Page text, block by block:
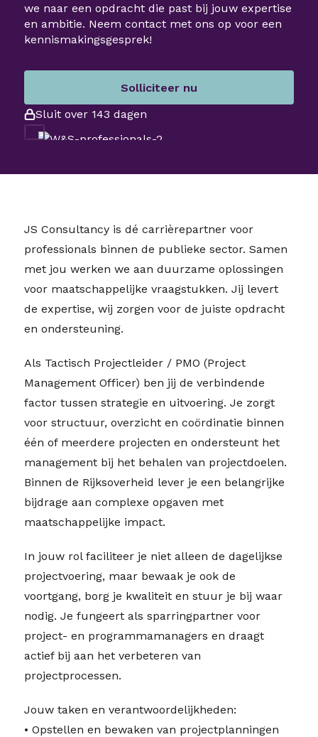
we naar een opdracht die past bij jouw expertise
en ambitie. Neem contact met ons op voor een
kennismakingsgesprek!
Solliciteer nu
Sluit over 143 dagen
JS Consultancy is dé carrièrepartner voor
professionals binnen de publieke sector. Samen
met jou werken we aan duurzame oplossingen
voor maatschappelijke vraagstukken. Jij levert
de expertise, wij zorgen voor de juiste opdracht
en ondersteuning.
Als Tactisch Projectleider / PMO (Project
Management Officer) ben jij de verbindende
factor tussen strategie en uitvoering. Je zorgt
voor structuur, overzicht en coördinatie binnen
één of meerdere projecten en ondersteunt het
management bij het behalen van projectdoelen.
Binnen de Rijksoverheid lever je een belangrijke
bijdrage aan complexe opgaven met
maatschappelijke impact.
In jouw rol faciliteer je niet alleen de dagelijkse
projectvoering, maar bewaak je ook de
voortgang, borg je kwaliteit en stuur je bij waar
nodig. Je fungeert als sparringpartner voor
project- en programmamanagers en draagt
actief bij aan het verbeteren van
projectprocessen.
Jouw taken en verantwoordelijkheden:
• Opstellen en bewaken van projectplanningen